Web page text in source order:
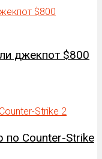
джекпот $800
по Counter-Strike